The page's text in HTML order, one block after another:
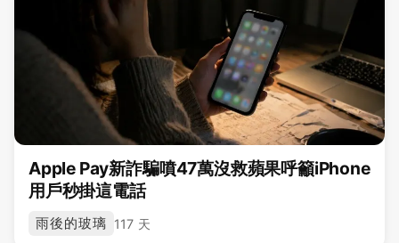
Apple Pay新詐騙噴47萬沒救蘋果呼籲iPhone
用戶秒掛這電話
雨後的玻璃 117 天